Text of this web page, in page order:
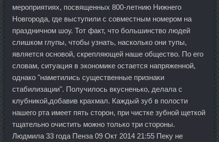
мероприятиях, посвященных 800-летнию Нижнего
Новгорода, где выступили с совместным номером на
праздничном шоу. Тот факт, что большинство людей
слишком глупы, чтобы узнать, насколько они тупы,
является основой, скрепляющей наше общество. По его
словам, ситуация в экономике остается напряженной,
однако "наметились существенные признаки
стабилизации". Получилось вкусненько, делала с
клубникой,добавив крахмал. Каждый зуб в полости
нашего рта имеет пять сторон, при чистке зубной щеткой
тщательно очистить можно только три стороны.
Людмила 33 года Пенза 09 Окт 2014 21:55 Пеку не